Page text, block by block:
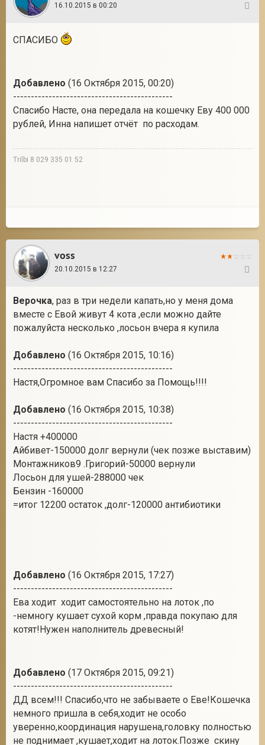
16.10.2015 в 00:20
СПАСИБО
Добавлено (16 Октября 2015, 00:20)
---------------------------------------------
Спасибо Насте, она передала на кошечку Еву 400 000
рублей, Инна напишет отчёт по расходам.
Trilbi 8 029 335 01 52
voss
20.10.2015 в 12:27
Верочка, раз в три недели капать,но у меня дома
вместе с Евой живут 4 кота ,если можно дайте
пожалуйста несколько ,лосьон вчера я купила
Добавлено (16 Октября 2015, 10:16)
---------------------------------------------
Настя,Огромное вам Спасибо за Помощь!!!!
Добавлено (16 Октября 2015, 10:38)
---------------------------------------------
Настя +400000
Айбивет-150000 долг вернули (чек позже выставим)
Монтажников9 .Григорий-50000 вернули
Лосьон для ушей-288000 чек
Бензин -160000
=итог 12200 остаток ,долг-120000 антибиотики
Добавлено (16 Октября 2015, 17:27)
---------------------------------------------
Ева ходит ходит самостоятельно на лоток ,по
-немногу кушает сухой корм ,правда покупаю для
котят!Нужен наполнитель древесный!
Добавлено (17 Октября 2015, 09:21)
---------------------------------------------
ДД всем!!! Спасибо,что не забываете о Еве!Кошечка
немного пришла в себя,ходит не особо
уверенно,координация нарушена,головку полностью
не поднимает ,кушает,ходит на лоток.Позже скину